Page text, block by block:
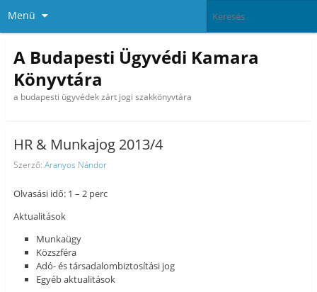
Menü
A Budapesti Ügyvédi Kamara
Könyvtára
a budapesti ügyvédek zárt jogi szakkönyvtára
HR & Munkajog 2013/4
Szerző: Aranyos Nándor
Olvasási idő: 1 – 2 perc
Aktualitások
Munkaügy
Közszféra
Adó- és társadalombiztosítási jog
Egyéb aktualitások